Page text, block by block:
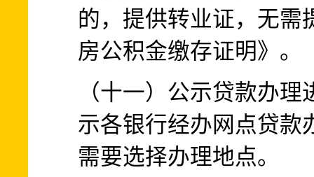
的，提供转业证，无需
房公积金缴存证明》。
（十一）公示贷款办
示各银行经办网点贷款
需要选择办理地点。